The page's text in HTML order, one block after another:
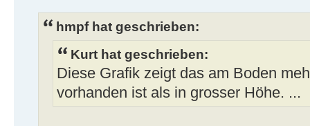
hmpf hat geschrieben:
Kurt hat geschrieben:
Diese Grafik zeigt das am Boden
vorhanden ist als in grosser Höhe. ...